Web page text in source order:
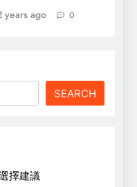
years ago 0
SEARCH
擇建議